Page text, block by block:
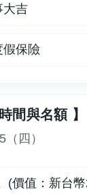
大吉
假保險
間與名額 】
四）
(價值：新台